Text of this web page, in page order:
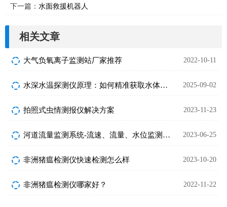
下一篇： 水面救援机器人
相关文章
大气负氧离子监测站厂家推荐 2022-10-11
水深水温探测仪原理：如何精准获取水体深度与温度 2025-09-02
拍照式虫情测报仪解决方案 2023-11-23
河道流量监测系统-流速、流量、水位监测设备 2023-06-25
非洲猪瘟检测仪快速检测怎么样 2023-10-20
非洲猪瘟检测仪哪家好？ 2022-11-22